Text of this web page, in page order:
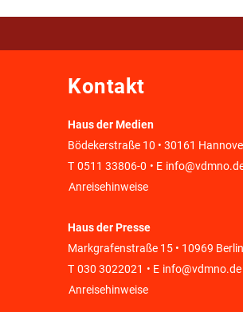
Kontakt
Haus der Medien
Bödekerstraße 10 • 30161
T 0511 33806-0 • E
Anreisehinweise
Haus der Presse
Markgrafenstraße 15 • 10969 Berlin
T 030 3022021 • E info@vdmno.de
Anreisehinweise